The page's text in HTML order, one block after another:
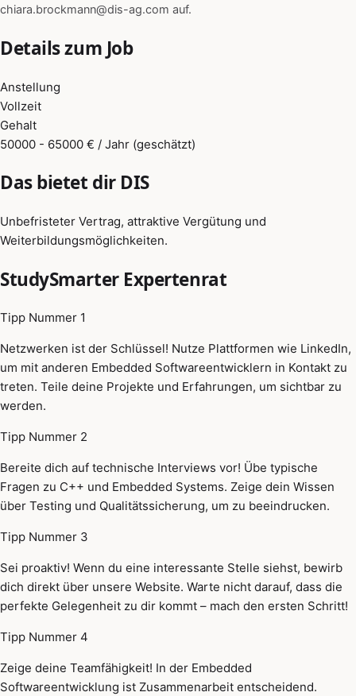
chiara.brockmann@dis-ag.com auf.
Details zum Job
Anstellung
Vollzeit
Gehalt
50000 - 65000 € / Jahr (geschätzt)
Das bietet dir DIS
Unbefristeter Vertrag, attraktive Vergütung und
Weiterbildungsmöglichkeiten.
StudySmarter Expertenrat
Tipp Nummer 1
Netzwerken ist der Schlüssel! Nutze Plattformen wie LinkedIn,
um mit anderen Embedded Softwareentwicklern in Kontakt zu
treten. Teile deine Projekte und Erfahrungen, um sichtbar zu
werden.
Tipp Nummer 2
Bereite dich auf technische Interviews vor! Übe typische
Fragen zu C++ und Embedded Systems. Zeige dein Wissen
über Testing und Qualitätssicherung, um zu beeindrucken.
Tipp Nummer 3
Sei proaktiv! Wenn du eine interessante Stelle siehst, bewirb
dich direkt über unsere Website. Warte nicht darauf, dass die
perfekte Gelegenheit zu dir kommt – mach den ersten Schritt!
Tipp Nummer 4
Zeige deine Teamfähigkeit! In der Embedded
Softwareentwicklung ist Zusammenarbeit entscheidend.